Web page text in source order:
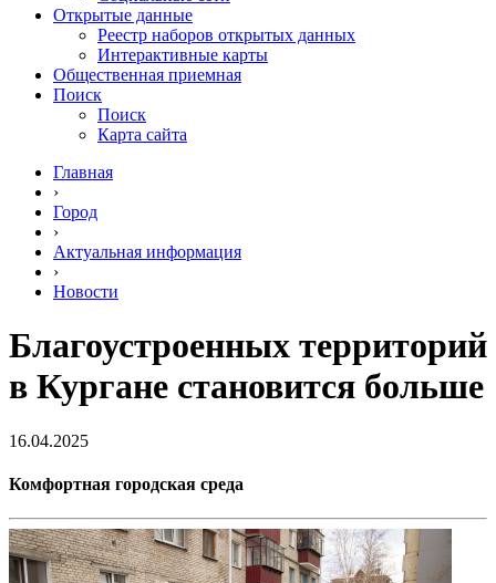
Открытые данные
Реестр наборов открытых данных
Интерактивные карты
Общественная приемная
Поиск
Поиск
Карта сайта
Главная
›
Город
›
Актуальная информация
›
Новости
Благоустроенных территорий
в Кургане становится больше
16.04.2025
Комфортная городская среда